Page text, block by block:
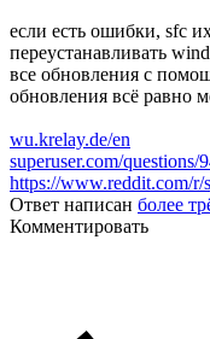
если есть ошибки, sfc
переустанавливать
все обновления с
обновления всё равно
wu.krelay.de/en
superuser.com/
https://www.reddit.com/r/
Ответ написан более
Комментировать